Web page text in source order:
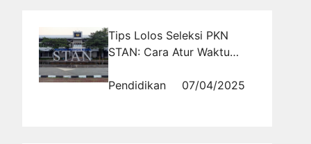
Tips Lolos Seleksi PKN
STAN: Cara Atur Waktu
Pendidikan
07/04/2025